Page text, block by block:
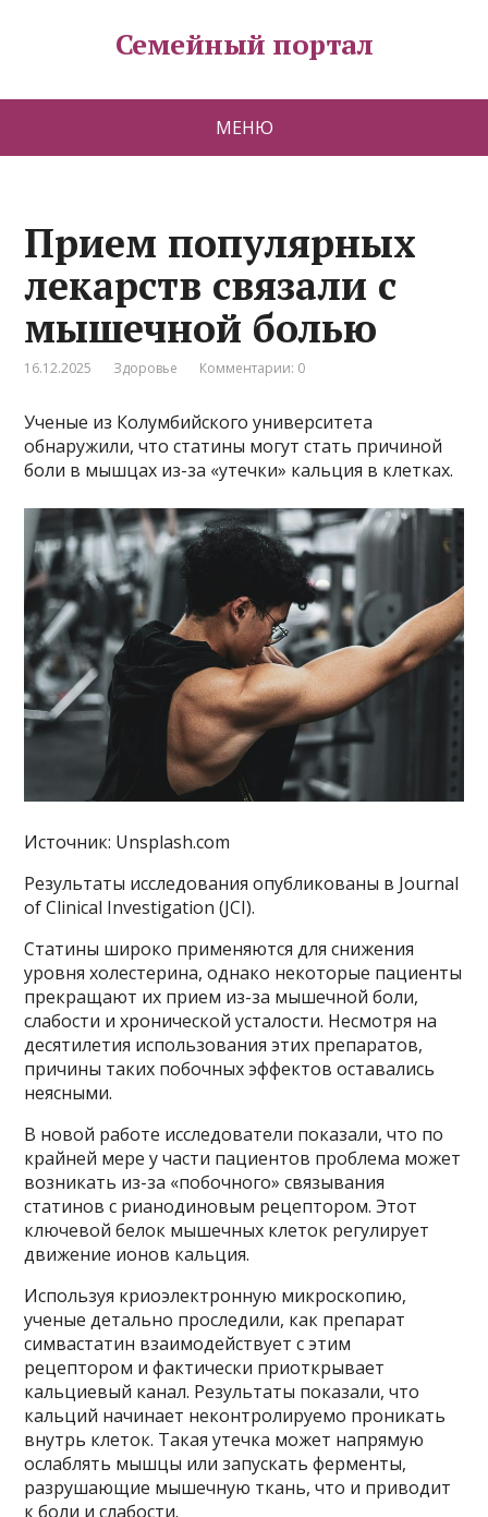
Семейный портал
МЕНЮ
Прием популярных
лекарств связали с
мышечной болью
16.12.2025 Здоровье Комментарии: 0
Ученые из Колумбийского университета
обнаружили, что статины могут стать причиной
боли в мышцах из-за «утечки» кальция в клетках.
Источник: Unsplash.com
Результаты исследования опубликованы в Journal
of Clinical Investigation (JCI).
Статины широко применяются для снижения
уровня холестерина, однако некоторые пациенты
прекращают их прием из-за мышечной боли,
слабости и хронической усталости. Несмотря на
десятилетия использования этих препаратов,
причины таких побочных эффектов оставались
неясными.
В новой работе исследователи показали, что по
крайней мере у части пациентов проблема может
возникать из-за «побочного» связывания
статинов с рианодиновым рецептором. Этот
ключевой белок мышечных клеток регулирует
движение ионов кальция.
Используя криоэлектронную микроскопию,
ученые детально проследили, как препарат
симвастатин взаимодействует с этим
рецептором и фактически приоткрывает
кальциевый канал. Результаты показали, что
кальций начинает неконтролируемо проникать
внутрь клеток. Такая утечка может напрямую
ослаблять мышцы или запускать ферменты,
разрушающие мышечную ткань, что и приводит
к боли и слабости.